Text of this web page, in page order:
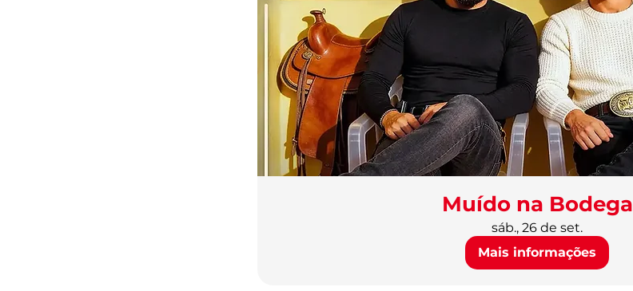
Muído na Bodega
sáb., 26 de set.
Mais informações